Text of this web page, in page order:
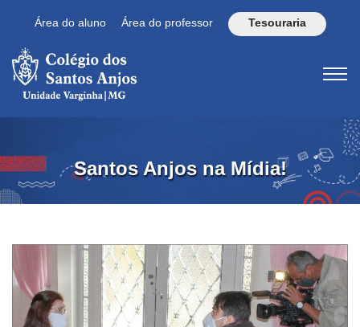
Área do aluno Área do professor Tesouraria
Santos Anjos na Mídia!